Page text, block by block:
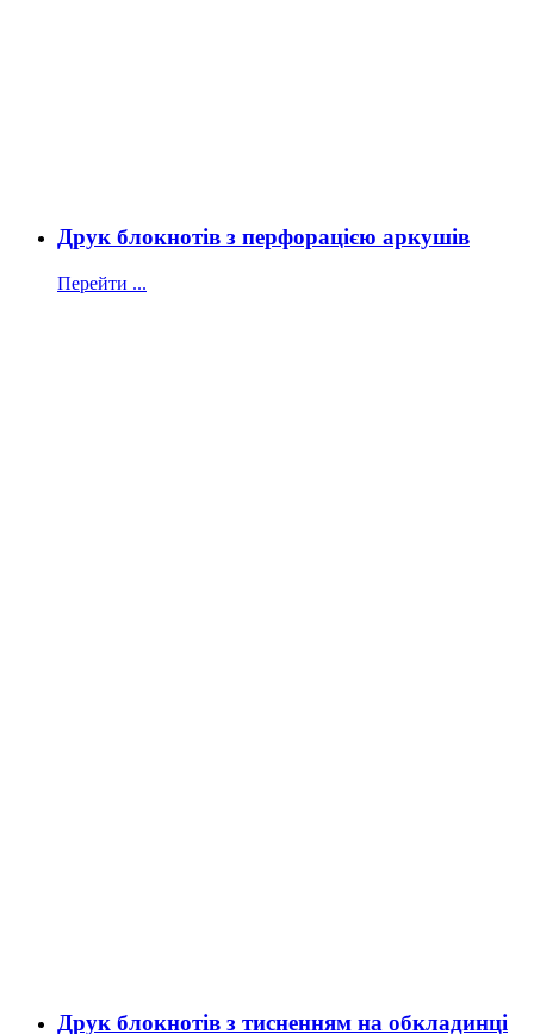
Друк блокнотів з перфорацією аркушів
Перейти ...
Друк блокнотів з тисненням на обкладинці